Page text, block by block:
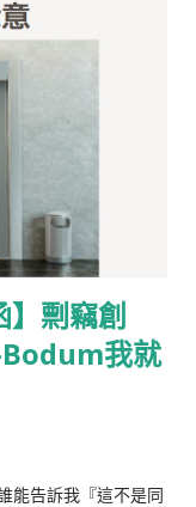
】剽竊創
我就
能告訴我『這不是同